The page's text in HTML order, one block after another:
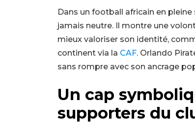
Dans un football africain en
jamais neutre. Il montre une
mieux valoriser son identité,
continent via la CAF. Orlando
sans rompre avec son ancrage
Un cap
supporters du